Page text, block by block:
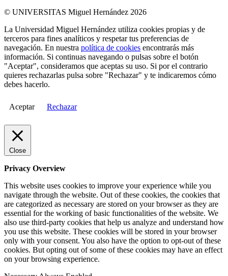
© UNIVERSITAS Miguel Hernández 2026
La Universidad Miguel Hernández utiliza cookies propias y de
terceros para fines analíticos y respetar tus preferencias de
navegación. En nuestra política de cookies encontrarás más
información. Si continuas navegando o pulsas sobre el botón
"Aceptar", consideramos que aceptas su uso. Si por el contrario
quieres rechazarlas pulsa sobre "Rechazar" y te indicaremos cómo
debes hacerlo.
Aceptar Rechazar
Close
Privacy Overview
This website uses cookies to improve your experience while you
navigate through the website. Out of these cookies, the cookies that
are categorized as necessary are stored on your browser as they are
essential for the working of basic functionalities of the website. We
also use third-party cookies that help us analyze and understand how
you use this website. These cookies will be stored in your browser
only with your consent. You also have the option to opt-out of these
cookies. But opting out of some of these cookies may have an effect
on your browsing experience.